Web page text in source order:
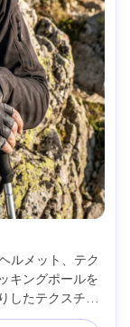
ルメット、テク
キングポールを
したテクスチャ
かり腰上構図、